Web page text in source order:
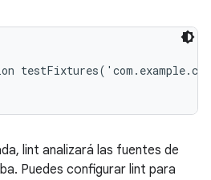
lint analizará las fuentes de
Puedes configurar lint para